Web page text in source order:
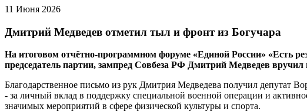
11 Июня 2026
Дмитрий Медведев отметил тыл и фронт из Богучара
На итоговом отчётно-программном форуме «Единой России» «Есть
председатель партии, зампред Совбеза РФ Дмитрий Медведев
Благодарственное письмо из рук Дмитрия Медведева получил депутат
- за личный вклад в поддержку специальной военной операции и
значимых мероприятий в сфере физической культуры и спорта.